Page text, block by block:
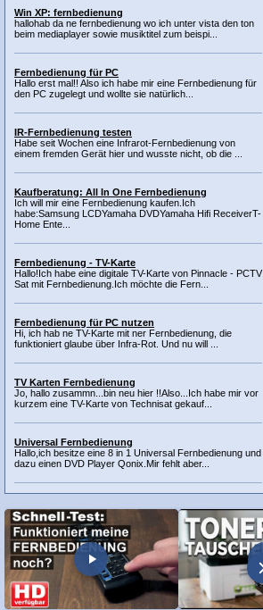
Win XP: fernbedienung
hallohab da ne fernbedienung wo ich unter vista den ton
beim mediaplayer sowie musiktitel zum beispi...
Fernbedienung für PC
Hallo erst mal!! Also ich habe mir eine Fernbedienung für
den PC zugelegt und wollte sie natürlich...
IR-Fernbedienung testen
Habe seit Wochen eine Infrarot-Fernbedienung von
einem fremden Gerät hier und wusste nicht, ob die ...
Kaufberatung: All In One Fernbedienung
Ich will mir eine Fernbedienung kaufen.Ich
habe:Samsung LCDYamaha DVDYamaha Hifi ReceiverT-
Home Ente...
Fernbedienung - TV-Karte
Hallo!Ich habe eine digitale TV-Karte von Pinnacle - PCTV
Sat mit Fernbedienung.Ich möchte die Fern...
Fernbedienung für PC nutzen
Hi, ich hab ne TV-Karte mit ner Fernbedienung, die
funktioniert glaube über Infra-Rot. Und nu will ...
TV Karten Fernbedienung
Jo, hallo zusammn...bin neu hier !!Also...Ich habe mir vor
kurzem eine TV-Karte von Technisat gekauf...
Universal Fernbedienung
Hallo,ich besitze eine 8 in 1 Universal Fernbedienung und
dazu einen DVD Player Qonix.Mir fehlt aber...